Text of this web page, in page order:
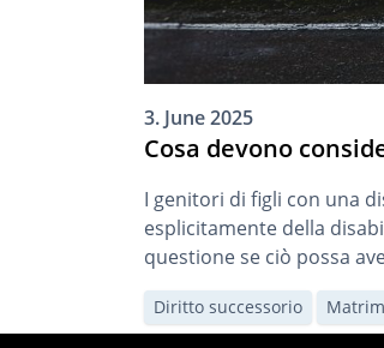
3. June 2025
Cosa devono
I genitori di figli con una
esplicitamente della
questione se ciò possa
Diritto successorio